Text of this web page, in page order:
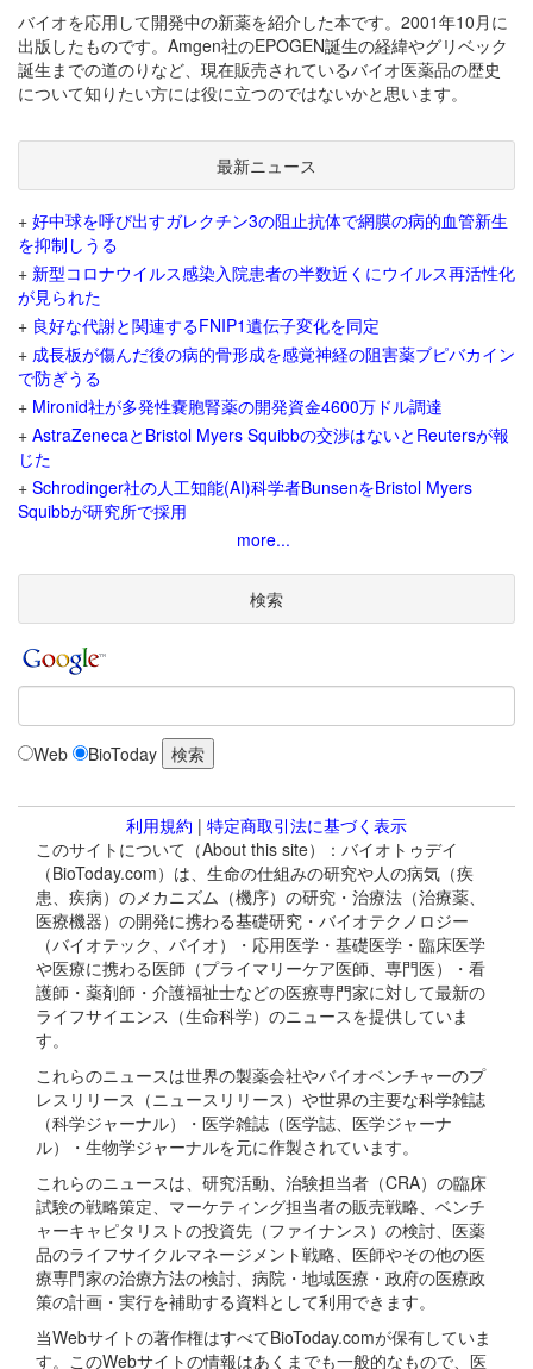
バイオを応用して開発中の新薬を紹介した本です。2001年10月に
出版したものです。Amgen社のEPOGEN誕生の経緯やグリベック
誕生までの道のりなど、現在販売されているバイオ医薬品の歴史
について知りたい方には役に立つのではないかと思います。
最新ニュース
+ 好中球を呼び出すガレクチン3の阻止抗体で網膜の病的血管新生
を抑制しうる
+ 新型コロナウイルス感染入院患者の半数近くにウイルス再活性化
が見られた
+ 良好な代謝と関連するFNIP1遺伝子変化を同定
+ 成長板が傷んだ後の病的骨形成を感覚神経の阻害薬ブピバカイン
で防ぎうる
+ Mironid社が多発性嚢胞腎薬の開発資金4600万ドル調達
+ AstraZenecaとBristol Myers Squibbの交渉はないとReutersが報
じた
+ Schrodinger社の人工知能(AI)科学者BunsenをBristol Myers
Squibbが研究所で採用
more...
検索
Web BioToday
利用規約 | 特定商取引法に基づく表示
このサイトについて（About this site）：バイオトゥデイ
（BioToday.com）は、生命の仕組みの研究や人の病気（疾
患、疾病）のメカニズム（機序）の研究・治療法（治療薬、
医療機器）の開発に携わる基礎研究・バイオテクノロジー
（バイオテック、バイオ）・応用医学・基礎医学・臨床医学
や医療に携わる医師（プライマリーケア医師、専門医）・看
護師・薬剤師・介護福祉士などの医療専門家に対して最新の
ライフサイエンス（生命科学）のニュースを提供していま
す。
これらのニュースは世界の製薬会社やバイオベンチャーのプ
レスリリース（ニュースリリース）や世界の主要な科学雑誌
（科学ジャーナル）・医学雑誌（医学誌、医学ジャーナ
ル）・生物学ジャーナルを元に作製されています。
これらのニュースは、研究活動、治験担当者（CRA）の臨床
試験の戦略策定、マーケティング担当者の販売戦略、ベンチ
ャーキャピタリストの投資先（ファイナンス）の検討、医薬
品のライフサイクルマネージメント戦略、医師やその他の医
療専門家の治療方法の検討、病院・地域医療・政府の医療政
策の計画・実行を補助する資料として利用できます。
当Webサイトの著作権はすべてBioToday.comが保有していま
す。このWebサイトの情報はあくまでも一般的なもので、医